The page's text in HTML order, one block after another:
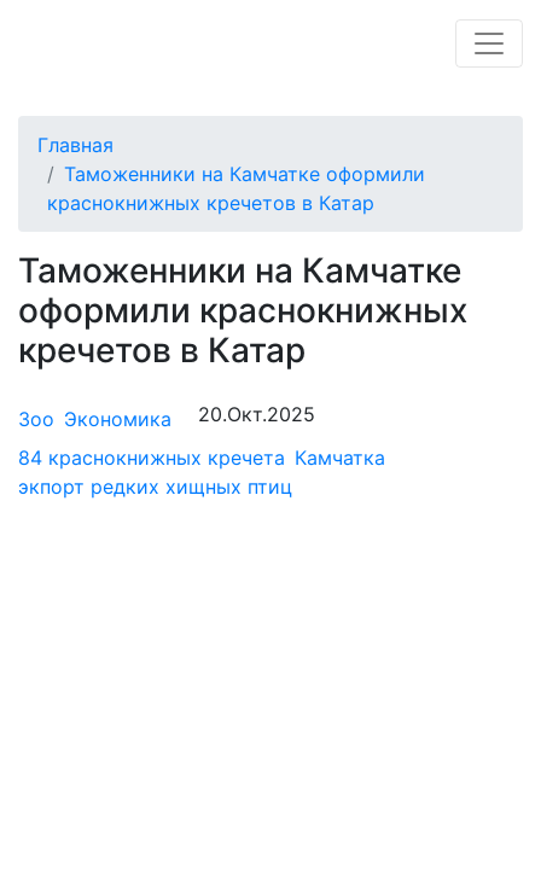
Главная
Таможенники на Камчатке оформили
краснокнижных кречетов в Катар
Таможенники на Камчатке
оформили краснокнижных
кречетов в Катар
Зоо Экономика
20.Окт.2025
84 краснокнижных кречета Камчатка
экпорт редких хищных птиц